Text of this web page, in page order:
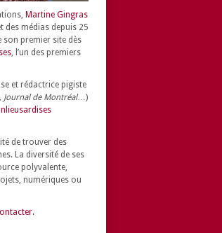
Martine Gingras
des médias depuis 25
son premier site dès
, l’un des premiers
et rédactrice pigiste
Journal de Montréal…)
de trouver des
La diversité de ses
polyvalente,
numériques ou